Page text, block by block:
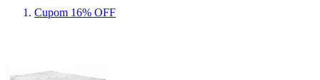
Cupom 16% OFF